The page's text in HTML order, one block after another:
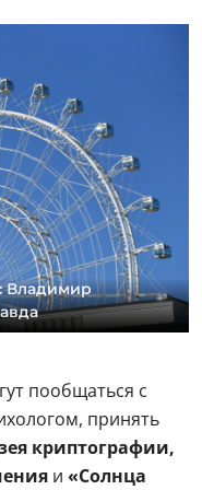
Владимир
пообщаться с
принять
криптографии,
и «Солнца